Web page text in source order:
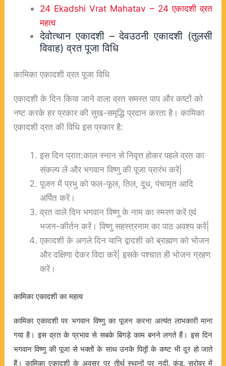
24 Ekadshi Vrat Mahatav – 24 एकादशी व्रत
महत्व
देवोत्थान एकादशी – देवउठनी एकादशी (तुलसी
विवाह) व्रत पूजा विधि
कामिका एकादशी व्रत पूजा विधि
एकादशी के दिन किया जाने वाला व्रत समस्त पाप और कष्टों को
नष्ट करके हर प्रकार की सुख-समृद्धि प्रदान करता है। कामिका
एकादशी व्रत की विधि इस प्रकार है:
इस दिन प्रात:काल स्नान से निवृत्त होकर पहले व्रत का
संकल्प लें और भगवान विष्णु की पूजा प्रारंभ करें|
पूजन में प्रभु को फल-फूल, तिल, दूध, पंचामृत आदि
अर्पित करें।
व्रत वाले दिन भगवान विष्णु के नाम का स्मरण करें एवं
भजन-कीर्तन करें। विष्णु सहस्त्रनाम का पाठ अवश्य करें|
एकादशी के अगले दिन यानि द्वादशी को ब्राह्मण को भोजन
और दक्षिणा देकर विदा करें| इसके पश्चात ही भोजन ग्रहण
करें।
कामिका एकादशी का महत्व
कामिका एकादशी पर भगवान विष्णु का पूजन करना अत्यंत लाभकारी माना
गया है। इस व्रत के प्रभाव से सबके बिगड़े काम बनने लगते हैं। इस दिन
भगवान विष्णु की पूजा से भक्तों के साथ उनके पितृों के कष्ट भी दूर हो जाते
हैं। कामिका एकादशी के अवसर पर तीर्थ स्थानों पर नदी,कुंड,सरोवर में